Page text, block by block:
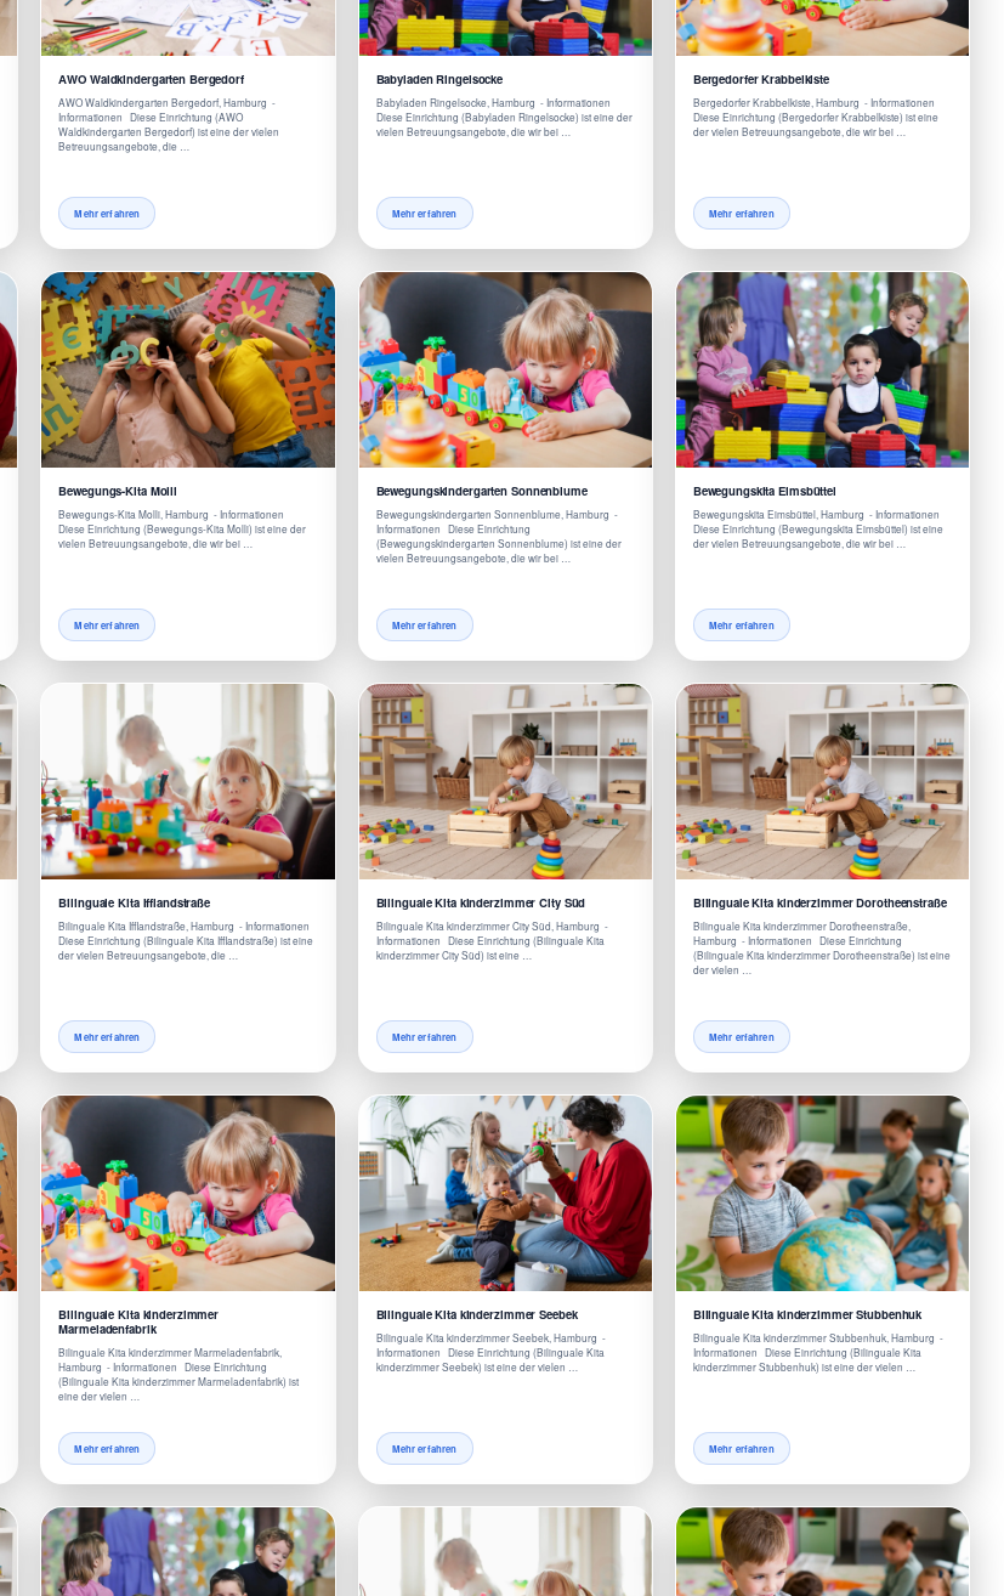
AWO Waldkindergarten Bergedorf
AWO Waldkindergarten Bergedorf, Hamburg -
Informationen Diese Einrichtung (AWO
Waldkindergarten Bergedorf) ist eine der vielen
Betreuungsangebote, die …
Mehr erfahren
Babyladen Ringelsocke
Babyladen Ringelsocke, Hamburg - Informationen
Diese Einrichtung (Babyladen Ringelsocke) ist eine der
vielen Betreuungsangebote, die wir bei …
Mehr erfahren
Bergedorfer Krabbelkiste
Bergedorfer Krabbelkiste, Hamburg - Informationen
Diese Einrichtung (Bergedorfer Krabbelkiste) ist eine
der vielen Betreuungsangebote, die wir bei …
Mehr erfahren
Bewegungs-Kita Molli
Bewegungs-Kita Molli, Hamburg - Informationen
Diese Einrichtung (Bewegungs-Kita Molli) ist eine der
vielen Betreuungsangebote, die wir bei …
Mehr erfahren
Bewegungskindergarten Sonnenblume
Bewegungskindergarten Sonnenblume, Hamburg -
Informationen Diese Einrichtung
(Bewegungskindergarten Sonnenblume) ist eine der
vielen Betreuungsangebote, die wir bei …
Mehr erfahren
Bewegungskita Eimsbüttel
Bewegungskita Eimsbüttel, Hamburg - Informationen
Diese Einrichtung (Bewegungskita Eimsbüttel) ist eine
der vielen Betreuungsangebote, die wir bei …
Mehr erfahren
Bilinguale Kita Ifflandstraße
Bilinguale Kita Ifflandstraße, Hamburg - Informationen
Diese Einrichtung (Bilinguale Kita Ifflandstraße) ist eine
der vielen Betreuungsangebote, die …
Mehr erfahren
Bilinguale Kita kinderzimmer City Süd
Bilinguale Kita kinderzimmer City Süd, Hamburg -
Informationen Diese Einrichtung (Bilinguale Kita
kinderzimmer City Süd) ist eine …
Mehr erfahren
Bilinguale Kita kinderzimmer Dorotheenstraße
Bilinguale Kita kinderzimmer Dorotheenstraße,
Hamburg - Informationen Diese Einrichtung
(Bilinguale Kita kinderzimmer Dorotheenstraße) ist eine
der vielen …
Mehr erfahren
Bilinguale Kita kinderzimmer
Marmeladenfabrik
Bilinguale Kita kinderzimmer Marmeladenfabrik,
Hamburg - Informationen Diese Einrichtung
(Bilinguale Kita kinderzimmer Marmeladenfabrik) ist
eine der vielen …
Mehr erfahren
Bilinguale Kita kinderzimmer Seebek
Bilinguale Kita kinderzimmer Seebek, Hamburg -
Informationen Diese Einrichtung (Bilinguale Kita
kinderzimmer Seebek) ist eine der vielen …
Mehr erfahren
Bilinguale Kita kinderzimmer Stubbenhuk
Bilinguale Kita kinderzimmer Stubbenhuk, Hamburg -
Informationen Diese Einrichtung (Bilinguale Kita
kinderzimmer Stubbenhuk) ist eine der vielen …
Mehr erfahren